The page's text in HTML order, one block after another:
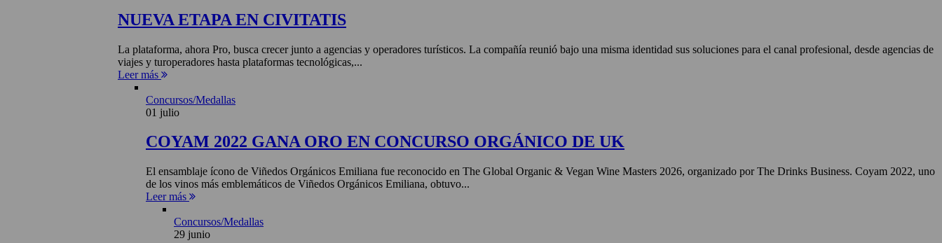
NUEVA ETAPA EN CIVITATIS
La plataforma, ahora Pro, busca crecer junto a agencias y operadores turísticos. La compañía reunió bajo una misma identidad sus soluciones para el canal profesional, desde agencias de
viajes y turoperadores hasta plataformas tecnológicas,...
Leer más
Concursos/Medallas
01 julio
COYAM 2022 GANA ORO EN CONCURSO ORGÁNICO DE UK
El ensamblaje ícono de Viñedos Orgánicos Emiliana fue reconocido en The Global Organic & Vegan Wine Masters 2026, organizado por The Drinks Business. Coyam 2022, uno
de los vinos más emblemáticos de Viñedos Orgánicos Emiliana, obtuvo...
Leer más
Concursos/Medallas
29 junio